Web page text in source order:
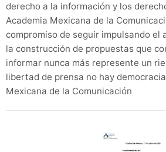
derecho a la información y los
Academia Mexicana de la
compromiso de seguir impulsando el
la construcción de propuestas que
informar nunca más represente un
libertad de prensa no hay
Mexicana de la Comunicación